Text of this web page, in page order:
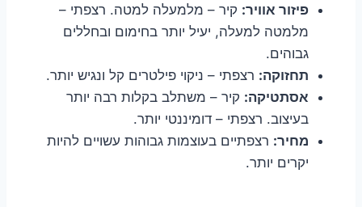
פיזור אוויר: קיר – מלמעלה למטה. רצפתי –
מלמטה למעלה, יעיל יותר בחימום ובחללים
גבוהים.
תחזוקה: רצפתי – ניקוי פילטרים קל ונגיש יותר.
אסתטיקה: קיר – משתלב בקלות רבה יותר
בעיצוב. רצפתי – דומיננטי יותר.
מחיר: רצפתיים בעוצמות גבוהות עשויים להיות
יקרים יותר.